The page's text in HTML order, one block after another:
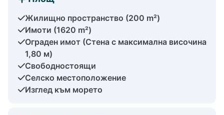
Жилищно пространство (200 m²)
Имоти (1620 m²)
Ограден имот (Стена с максимална височина
1,80 м)
Свободностоящи
Селско местоположение
Изглед към морето